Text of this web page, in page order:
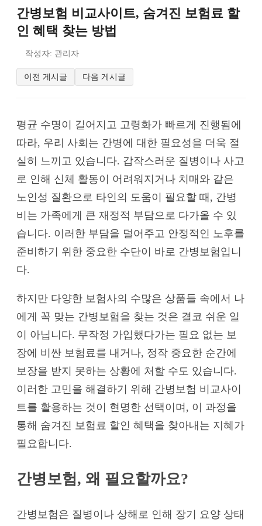
간병보험 비교사이트, 숨겨진 보험료 할
인 혜택 찾는 방법
작성자: 관리자
이전 게시글 다음 게시글
평균 수명이 길어지고 고령화가 빠르게 진행됨에
따라, 우리 사회는 간병에 대한 필요성을 더욱 절
실히 느끼고 있습니다. 갑작스러운 질병이나 사고
로 인해 신체 활동이 어려워지거나 치매와 같은
노인성 질환으로 타인의 도움이 필요할 때, 간병
비는 가족에게 큰 재정적 부담으로 다가올 수 있
습니다. 이러한 부담을 덜어주고 안정적인 노후를
준비하기 위한 중요한 수단이 바로 간병보험입니
다.
하지만 다양한 보험사의 수많은 상품들 속에서 나
에게 꼭 맞는 간병보험을 찾는 것은 결코 쉬운 일
이 아닙니다. 무작정 가입했다가는 필요 없는 보
장에 비싼 보험료를 내거나, 정작 중요한 순간에
보장을 받지 못하는 상황에 처할 수도 있습니다.
이러한 고민을 해결하기 위해 간병보험 비교사이
트를 활용하는 것이 현명한 선택이며, 이 과정을
통해 숨겨진 보험료 할인 혜택을 찾아내는 지혜가
필요합니다.
간병보험, 왜 필요할까요?
간병보험은 질병이나 상해로 인해 장기 요양 상태